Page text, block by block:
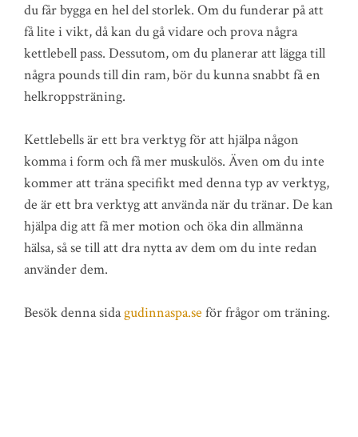
du får bygga en hel del storlek. Om du funderar på att
få lite i vikt, då kan du gå vidare och prova några
kettlebell pass. Dessutom, om du planerar att lägga till
några pounds till din ram, bör du kunna snabbt få en
helkroppsträning.
Kettlebells är ett bra verktyg för att hjälpa någon
komma i form och få mer muskulös. Även om du inte
kommer att träna specifikt med denna typ av verktyg,
de är ett bra verktyg att använda när du tränar. De kan
hjälpa dig att få mer motion och öka din allmänna
hälsa, så se till att dra nytta av dem om du inte redan
använder dem.
Besök denna sidagudinnaspa.se för frågor om träning.